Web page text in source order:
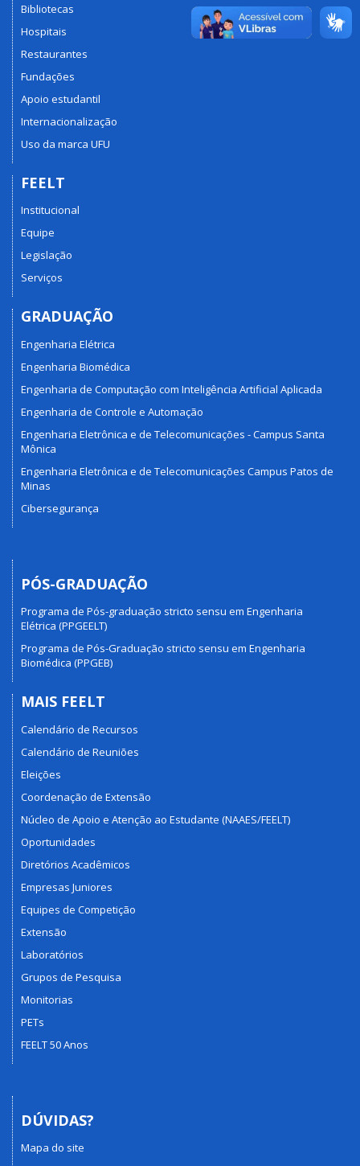
Bibliotecas
Hospitais
Restaurantes
Fundações
Apoio estudantil
Internacionalização
Uso da marca UFU
FEELT
Institucional
Equipe
Legislação
Serviços
GRADUAÇÃO
Engenharia Elétrica
Engenharia Biomédica
Engenharia de Computação com Inteligência Artificial Aplicada
Engenharia de Controle e Automação
Engenharia Eletrônica e de Telecomunicações - Campus Santa
Mônica
Engenharia Eletrônica e de Telecomunicações Campus Patos de
Minas
Cibersegurança
PÓS-GRADUAÇÃO
Programa de Pós-graduação stricto sensu em Engenharia
Elétrica (PPGEELT)
Programa de Pós-Graduação stricto sensu em Engenharia
Biomédica (PPGEB)
MAIS FEELT
Calendário de Recursos
Calendário de Reuniões
Eleições
Coordenação de Extensão
Núcleo de Apoio e Atenção ao Estudante (NAAES/FEELT)
Oportunidades
Diretórios Acadêmicos
Empresas Juniores
Equipes de Competição
Extensão
Laboratórios
Grupos de Pesquisa
Monitorias
PETs
FEELT 50 Anos
DÚVIDAS?
Mapa do site